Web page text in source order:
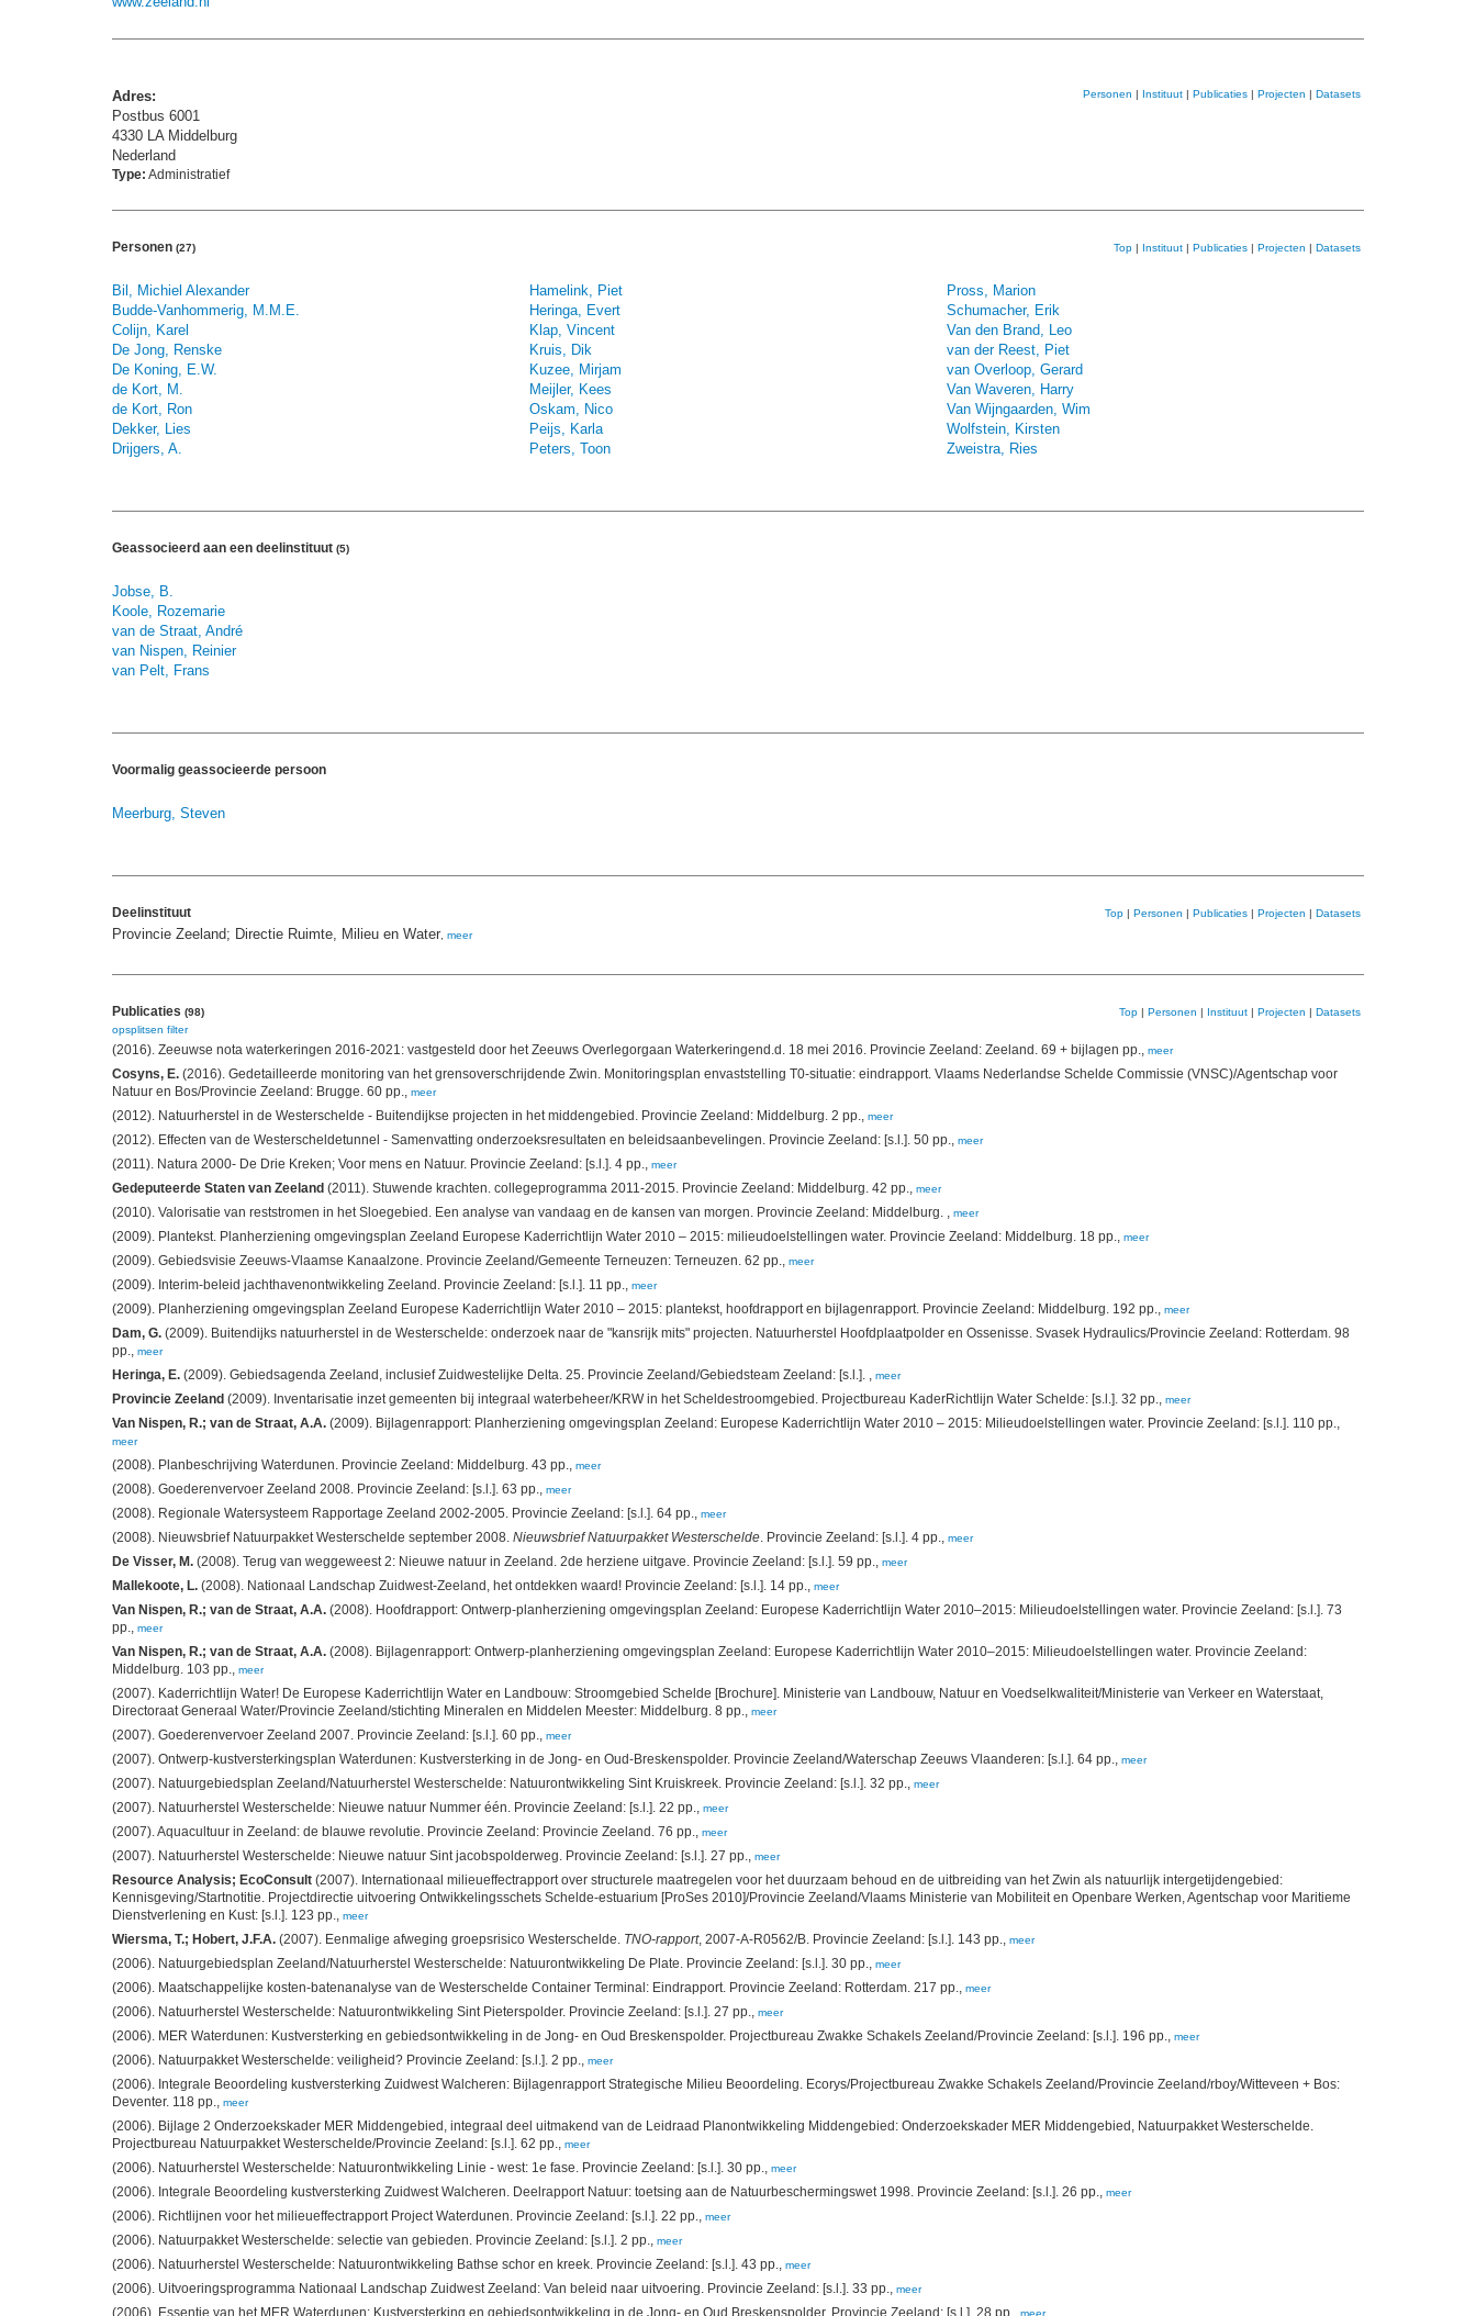
Adres:
Postbus 6001
4330 LA Middelburg
Nederland
Personen | Instituut | Publicaties | Projecten | Datasets
Type: Administratief
Personen (27) Top | Instituut | Publicaties | Projecten | Datasets
Bil, Michiel Alexander
Budde-Vanhommerig, M.M.E.
Colijn, Karel
De Jong, Renske
De Koning, E.W.
de Kort, M.
de Kort, Ron
Dekker, Lies
Drijgers, A.
Hamelink, Piet
Heringa, Evert
Klap, Vincent
Kruis, Dik
Kuzee, Mirjam
Meijler, Kees
Oskam, Nico
Peijs, Karla
Peters, Toon
Pross, Marion
Schumacher, Erik
Van den Brand, Leo
van der Reest, Piet
van Overloop, Gerard
Van Waveren, Harry
Van Wijngaarden, Wim
Wolfstein, Kirsten
Zweistra, Ries
Geassocieerd aan een deelinstituut (5)
Jobse, B.
Koole, Rozemarie
van de Straat, André
van Nispen, Reinier
van Pelt, Frans
Voormalig geassocieerde persoon
Meerburg, Steven
Deelinstituut Top | Personen | Publicaties | Projecten | Datasets
Provincie Zeeland; Directie Ruimte, Milieu en Water, meer
Publicaties (98) Top | Personen | Instituut | Projecten | Datasets
opsplitsen filter
(2016). Zeeuwse nota waterkeringen 2016-2021: vastgesteld door het Zeeuws Overlegorgaan Waterkeringend.d. 18 mei 2016. Provincie Zeeland: Zeeland. 69 + bijlagen pp., meer
Cosyns, E. (2016). Gedetailleerde monitoring van het grensoverschrijdende Zwin. Monitoringsplan envaststelling T0-situatie: eindrapport. Vlaams Nederlandse Schelde Commissie (VNSC)/Agentschap voor
Natuur en Bos/Provincie Zeeland: Brugge. 60 pp., meer
(2012). Natuurherstel in de Westerschelde - Buitendijkse projecten in het middengebied. Provincie Zeeland: Middelburg. 2 pp., meer
(2012). Effecten van de Westerscheldetunnel - Samenvatting onderzoeksresultaten en beleidsaanbevelingen. Provincie Zeeland: [s.l.]. 50 pp., meer
(2011). Natura 2000- De Drie Kreken; Voor mens en Natuur. Provincie Zeeland: [s.l.]. 4 pp., meer
Gedeputeerde Staten van Zeeland (2011). Stuwende krachten. collegeprogramma 2011-2015. Provincie Zeeland: Middelburg. 42 pp., meer
(2010). Valorisatie van reststromen in het Sloegebied. Een analyse van vandaag en de kansen van morgen. Provincie Zeeland: Middelburg. , meer
(2009). Plantekst. Planherziening omgevingsplan Zeeland Europese Kaderrichtlijn Water 2010 – 2015: milieudoelstellingen water. Provincie Zeeland: Middelburg. 18 pp., meer
(2009). Gebiedsvisie Zeeuws-Vlaamse Kanaalzone. Provincie Zeeland/Gemeente Terneuzen: Terneuzen. 62 pp., meer
(2009). Interim-beleid jachthavenontwikkeling Zeeland. Provincie Zeeland: [s.l.]. 11 pp., meer
(2009). Planherziening omgevingsplan Zeeland Europese Kaderrichtlijn Water 2010 – 2015: plantekst, hoofdrapport en bijlagenrapport. Provincie Zeeland: Middelburg. 192 pp., meer
Dam, G. (2009). Buitendijks natuurherstel in de Westerschelde: onderzoek naar de "kansrijk mits" projecten. Natuurherstel Hoofdplaatpolder en Ossenisse. Svasek Hydraulics/Provincie Zeeland: Rotterdam. 98
pp., meer
Heringa, E. (2009). Gebiedsagenda Zeeland, inclusief Zuidwestelijke Delta. 25. Provincie Zeeland/Gebiedsteam Zeeland: [s.l.]. , meer
Provincie Zeeland (2009). Inventarisatie inzet gemeenten bij integraal waterbeheer/KRW in het Scheldestroomgebied. Projectbureau KaderRichtlijn Water Schelde: [s.l.]. 32 pp., meer
Van Nispen, R.; van de Straat, A.A. (2009). Bijlagenrapport: Planherziening omgevingsplan Zeeland: Europese Kaderrichtlijn Water 2010 – 2015: Milieudoelstellingen water. Provincie Zeeland: [s.l.]. 110 pp.,
meer
(2008). Planbeschrijving Waterdunen. Provincie Zeeland: Middelburg. 43 pp., meer
(2008). Goederenvervoer Zeeland 2008. Provincie Zeeland: [s.l.]. 63 pp., meer
(2008). Regionale Watersysteem Rapportage Zeeland 2002-2005. Provincie Zeeland: [s.l.]. 64 pp., meer
(2008). Nieuwsbrief Natuurpakket Westerschelde september 2008. Nieuwsbrief Natuurpakket Westerschelde. Provincie Zeeland: [s.l.]. 4 pp., meer
De Visser, M. (2008). Terug van weggeweest 2: Nieuwe natuur in Zeeland. 2de herziene uitgave. Provincie Zeeland: [s.l.]. 59 pp., meer
Mallekoote, L. (2008). Nationaal Landschap Zuidwest-Zeeland, het ontdekken waard! Provincie Zeeland: [s.l.]. 14 pp., meer
Van Nispen, R.; van de Straat, A.A. (2008). Hoofdrapport: Ontwerp-planherziening omgevingsplan Zeeland: Europese Kaderrichtlijn Water 2010–2015: Milieudoelstellingen water. Provincie Zeeland: [s.l.]. 73
pp., meer
Van Nispen, R.; van de Straat, A.A. (2008). Bijlagenrapport: Ontwerp-planherziening omgevingsplan Zeeland: Europese Kaderrichtlijn Water 2010–2015: Milieudoelstellingen water. Provincie Zeeland:
Middelburg. 103 pp., meer
(2007). Kaderrichtlijn Water! De Europese Kaderrichtlijn Water en Landbouw: Stroomgebied Schelde [Brochure]. Ministerie van Landbouw, Natuur en Voedselkwaliteit/Ministerie van Verkeer en Waterstaat,
Directoraat Generaal Water/Provincie Zeeland/stichting Mineralen en Middelen Meester: Middelburg. 8 pp., meer
(2007). Goederenvervoer Zeeland 2007. Provincie Zeeland: [s.l.]. 60 pp., meer
(2007). Ontwerp-kustversterkingsplan Waterdunen: Kustversterking in de Jong- en Oud-Breskenspolder. Provincie Zeeland/Waterschap Zeeuws Vlaanderen: [s.l.]. 64 pp., meer
(2007). Natuurgebiedsplan Zeeland/Natuurherstel Westerschelde: Natuurontwikkeling Sint Kruiskreek. Provincie Zeeland: [s.l.]. 32 pp., meer
(2007). Natuurherstel Westerschelde: Nieuwe natuur Nummer één. Provincie Zeeland: [s.l.]. 22 pp., meer
(2007). Aquacultuur in Zeeland: de blauwe revolutie. Provincie Zeeland: Provincie Zeeland. 76 pp., meer
(2007). Natuurherstel Westerschelde: Nieuwe natuur Sint jacobspolderweg. Provincie Zeeland: [s.l.]. 27 pp., meer
Resource Analysis; EcoConsult (2007). Internationaal milieueffectrapport over structurele maatregelen voor het duurzaam behoud en de uitbreiding van het Zwin als natuurlijk intergetijdengebied:
Kennisgeving/Startnotitie. Projectdirectie uitvoering Ontwikkelingsschets Schelde-estuarium [ProSes 2010]/Provincie Zeeland/Vlaams Ministerie van Mobiliteit en Openbare Werken, Agentschap voor Maritieme
Dienstverlening en Kust: [s.l.]. 123 pp., meer
Wiersma, T.; Hobert, J.F.A. (2007). Eenmalige afweging groepsrisico Westerschelde. TNO-rapport, 2007-A-R0562/B. Provincie Zeeland: [s.l.]. 143 pp., meer
(2006). Natuurgebiedsplan Zeeland/Natuurherstel Westerschelde: Natuurontwikkeling De Plate. Provincie Zeeland: [s.l.]. 30 pp., meer
(2006). Maatschappelijke kosten-batenanalyse van de Westerschelde Container Terminal: Eindrapport. Provincie Zeeland: Rotterdam. 217 pp., meer
(2006). Natuurherstel Westerschelde: Natuurontwikkeling Sint Pieterspolder. Provincie Zeeland: [s.l.]. 27 pp., meer
(2006). MER Waterdunen: Kustversterking en gebiedsontwikkeling in de Jong- en Oud Breskenspolder. Projectbureau Zwakke Schakels Zeeland/Provincie Zeeland: [s.l.]. 196 pp., meer
(2006). Natuurpakket Westerschelde: veiligheid? Provincie Zeeland: [s.l.]. 2 pp., meer
(2006). Integrale Beoordeling kustversterking Zuidwest Walcheren: Bijlagenrapport Strategische Milieu Beoordeling. Ecorys/Projectbureau Zwakke Schakels Zeeland/Provincie Zeeland/rboy/Witteveen + Bos:
Deventer. 118 pp., meer
(2006). Bijlage 2 Onderzoekskader MER Middengebied, integraal deel uitmakend van de Leidraad Planontwikkeling Middengebied: Onderzoekskader MER Middengebied, Natuurpakket Westerschelde.
Projectbureau Natuurpakket Westerschelde/Provincie Zeeland: [s.l.]. 62 pp., meer
(2006). Natuurherstel Westerschelde: Natuurontwikkeling Linie - west: 1e fase. Provincie Zeeland: [s.l.]. 30 pp., meer
(2006). Integrale Beoordeling kustversterking Zuidwest Walcheren. Deelrapport Natuur: toetsing aan de Natuurbeschermingswet 1998. Provincie Zeeland: [s.l.]. 26 pp., meer
(2006). Richtlijnen voor het milieueffectrapport Project Waterdunen. Provincie Zeeland: [s.l.]. 22 pp., meer
(2006). Natuurpakket Westerschelde: selectie van gebieden. Provincie Zeeland: [s.l.]. 2 pp., meer
(2006). Natuurherstel Westerschelde: Natuurontwikkeling Bathse schor en kreek. Provincie Zeeland: [s.l.]. 43 pp., meer
(2006). Uitvoeringsprogramma Nationaal Landschap Zuidwest Zeeland: Van beleid naar uitvoering. Provincie Zeeland: [s.l.]. 33 pp., meer
meer